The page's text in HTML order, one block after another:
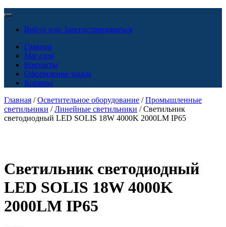
Войти или Зарегистрироваться
Главная
Магазин
Контакты
Оформление заказа
Корзина
Главная /Осветительное оборудование /Промышленные
светильники /Линейные светильники / Светильник
светодиодный LED SOLIS 18W 4000K 2000LM IP65
Светильник светодиодный
LED SOLIS 18W 4000K
2000LM IP65